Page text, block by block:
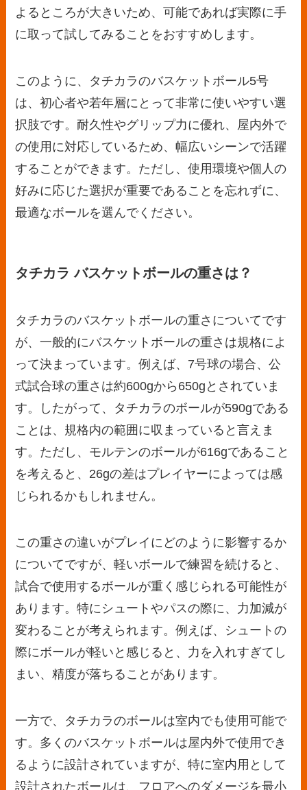
よるところが大きいため、可能であれば実際に手
に取って試してみることをおすすめします。
このように、タチカラのバスケットボール5号
は、初心者や若年層にとって非常に使いやすい選
択肢です。耐久性やグリップ力に優れ、屋内外で
の使用に対応しているため、幅広いシーンで活躍
することができます。ただし、使用環境や個人の
好みに応じた選択が重要であることを忘れずに、
最適なボールを選んでください。
タチカラ バスケットボールの重さは？
タチカラのバスケットボールの重さについてです
が、一般的にバスケットボールの重さは規格によ
って決まっています。例えば、7号球の場合、公
式試合球の重さは約600gから650gとされていま
す。したがって、タチカラのボールが590gである
ことは、規格内の範囲に収まっていると言えま
す。ただし、モルテンのボールが616gであること
を考えると、26gの差はプレイヤーによっては感
じられるかもしれません。
この重さの違いがプレイにどのように影響するか
についてですが、軽いボールで練習を続けると、
試合で使用するボールが重く感じられる可能性が
あります。特にシュートやパスの際に、力加減が
変わることが考えられます。例えば、シュートの
際にボールが軽いと感じると、力を入れすぎてし
まい、精度が落ちることがあります。
一方で、タチカラのボールは室内でも使用可能で
す。多くのバスケットボールは屋内外で使用でき
るように設計されていますが、特に室内用として
設計されたボールは、フロアへのダメージを最小